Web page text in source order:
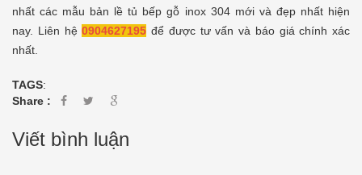
nhất các mẫu bản lề tủ bếp gỗ inox 304 mới và đẹp nhất hiện
nay. Liên hệ0904627195 để được tư vấn và báo giá chính xác
nhất.
TAGS:
Share :
Viết bình luận